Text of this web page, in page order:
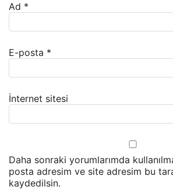
Ad *
E-posta *
İnternet sitesi
Daha sonraki yorumlarımda
posta adresim ve site adresim bu
kaydedilsin.